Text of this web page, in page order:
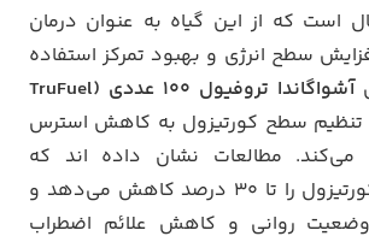
از 3000 سال است که از این گیاه به عنوان درمان
سطح انرژی و بهبود تمرکز استفاده
آشواگاندا تروفیول 100 عددی (TruFuel
تنظیم سطح کورتیزول به کاهش استرس
مطالعات نشان داده اند که
سطح کورتیزول را تا 30 درصد کاهش می‌دهد و
روانی و کاهش علائم اضطراب